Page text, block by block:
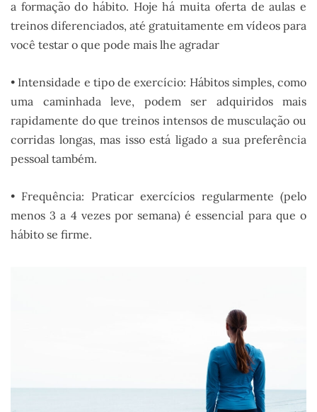
a formação do hábito. Hoje há muita oferta de aulas e
treinos diferenciados, até gratuitamente em vídeos para
você testar o que pode mais lhe agradar
• Intensidade e tipo de exercício: Hábitos simples, como
uma caminhada leve, podem ser adquiridos mais
rapidamente do que treinos intensos de musculação ou
corridas longas, mas isso está ligado a sua preferência
pessoal também.
• Frequência: Praticar exercícios regularmente (pelo
menos 3 a 4 vezes por semana) é essencial para que o
hábito se firme.